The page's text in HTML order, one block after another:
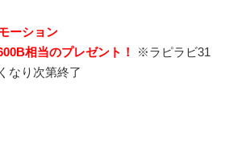
ーション
相当のプレゼント！
※ラピラビ31
なり次第終了